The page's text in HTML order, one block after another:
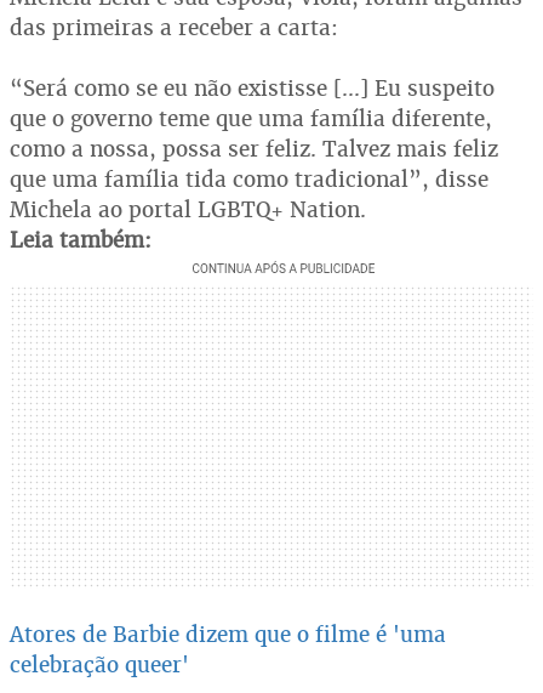
das primeiras a receber a carta:
“Será como se eu não existisse [...] Eu suspeito
que o governo teme que uma família diferente,
como a nossa, possa ser feliz. Talvez mais feliz
que uma família tida como tradicional”, disse
Michela ao portal LGBTQ+ Nation.
Leia também:
Atores de Barbie dizem que o filme é 'uma
celebração queer'